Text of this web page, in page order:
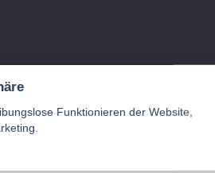
verboten. Alle Rechte vorbehalten.
Funktionieren der Website,